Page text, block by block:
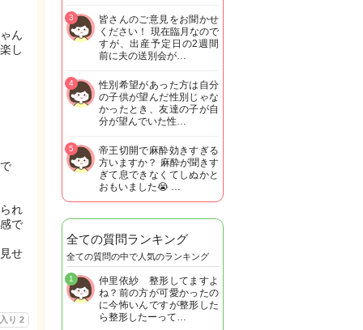
ん
し
れ
で
せ
り 2
皆さんのご意見をお聞かせ
ください！ 現在臨月なので
すが、出産予定日の2週間
前に夫の送別会が…
3
性別希望があった方は自分
の子供が望んだ性別じゃな
かったとき、友達の子が自
分が望んでいた性…
4
帝王切開で麻酔効きすぎる
方いますか？ 麻酔が聞きす
ぎて息できなくてしぬかと
おもいました😭 …
5
全ての質問ランキング
全ての質問の中で人気のランキング
仲里依紗 整形してますよ
ね？前の方が可愛かったの
に今怖いんですが整形した
ら整形したーって…
1